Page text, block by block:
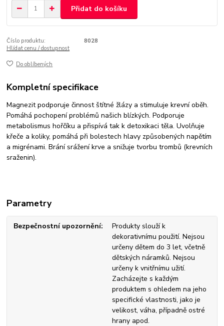
Přidat do košíku
Číslo produktu:
8028
Hlídat cenu / dostupnost
Do oblíbených
Kompletní specifikace
Magnezit podporuje činnost štítné žlázy a stimuluje krevní oběh.
Pomáhá pochopení problémů našich blízkých. Podporuje
metabolismus hořčíku a přispívá tak k detoxikaci těla. Uvolňuje
křeče a koliky, pomáhá při bolestech hlavy způsobených napětím
a migrénami. Brání srážení krve a snižuje tvorbu trombů (krevních
sraženin).
Parametry
Bezpečnostní upozornění
Produkty slouží k
dekorativnímu použití. Nejsou
určeny dětem do 3 let, včetně
dětských náramků. Nejsou
určeny k vnitřnímu užití.
Zacházejte s každým
produktem s ohledem na jeho
specifické vlastnosti, jako je
velikost, váha, případně ostré
hrany apod.